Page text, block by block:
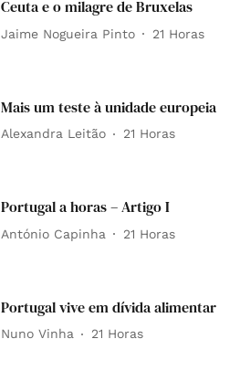
Ceuta e o milagre de Bruxelas
Jaime Nogueira Pinto 21 Horas
Mais um teste à unidade europeia
Alexandra Leitão 21 Horas
Portugal a horas – Artigo I
António Capinha 21 Horas
Portugal vive em dívida alimentar
Nuno Vinha 21 Horas